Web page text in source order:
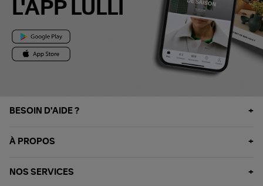
L'APP LULLI
BESOIN D'AIDE ?
À PROPOS
NOS SERVICES